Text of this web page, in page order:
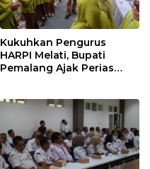
Kukuhkan Pengurus
HARPI Melati, Bupati
Pemalang Ajak Perias